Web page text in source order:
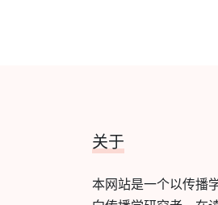
关于
本网站是一个以传播